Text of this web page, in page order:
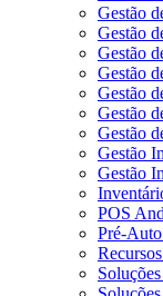
Gestão
Gestão
Gestão
Gestão
Gestão
Gestão
Gestão
Gestão
Gestão
POS
Pré-